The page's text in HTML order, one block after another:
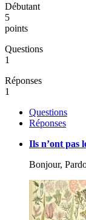
Débutant
5
points
Questions
1
Réponses
1
Questions
Réponses
Ils n’ont pas
Bonjour,